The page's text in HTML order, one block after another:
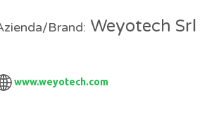
Brand: Weyotech Srl
www.weyotech.com